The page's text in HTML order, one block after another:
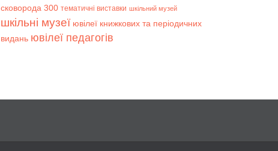
сковорода 300 тематичні виставки шкільний музей
шкільні музеї ювілеї книжкових та періодичних
видань ювілеї педагогів